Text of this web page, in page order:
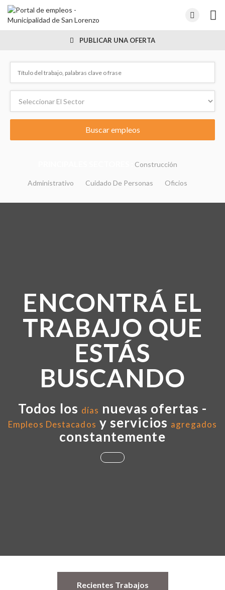
PUBLICAR UNA OFERTA
Construcción
Administrativo Cuidado De Personas Oficios
ENCONTRÁ EL
TRABAJO QUE
ESTÁS
BUSCANDO
Todos los días nuevas ofertas -
Empleos Destacados y servicios agregados
constantemente
Recientes Trabajos